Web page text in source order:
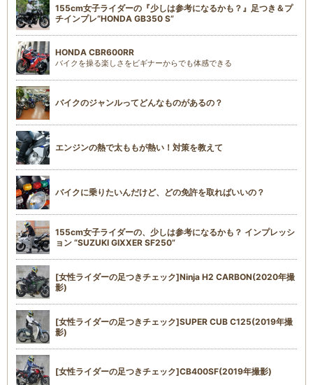
155cm女子ライダーの『少しは参考になるかも？』足つき＆プ
チインプレ“HONDA GB350 S”
HONDA CBR600RR
バイクを操る楽しさをビギナーからでも体感できる
バイクのジャンルってどんなものがあるの？
エンジンの熱で太ももが熱い！対策を教えて
バイクに乗りたいんだけど、どの免許を取ればいいの？
155cm女子ライダーの、少しは参考になるかも？ インプレッシ
ョン “SUZUKI GIXXER SF250”
[女性ライダーの足つきチェック]Ninja H2 CARBON(2020年撮
影)
[女性ライダーの足つきチェック]SUPER CUB C125(2019年撮
影)
[女性ライダーの足つきチェック]CB400SF(2019年撮影)